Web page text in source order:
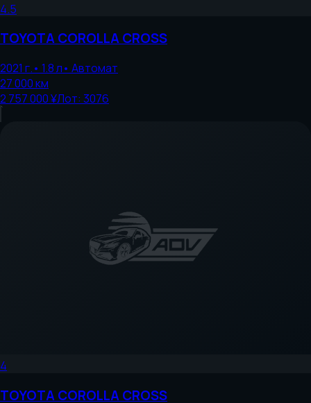
4.5
TOYOTACOROLLA CROSS
2021 г.• 1.8л• Автомат
27 000км
2 757 000 ¥Лот: 3076
4
TOYOTACOROLLA CROSS